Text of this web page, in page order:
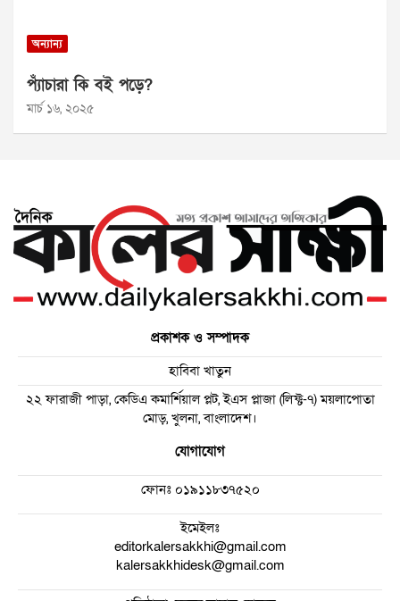
অন্যান্য
প্যাঁচারা কি বই পড়ে?
মার্চ ১৬, ২০২৫
প্রকাশক ও সম্পাদক
হাবিবা খাতুন
২২ ফারাজী পাড়া, কেডিএ কমার্শিয়াল প্লট, ইএস প্লাজা (লিফ্ট-৭) ময়লাপোতা
মোড়, খুলনা, বাংলাদেশ।
যোগাযোগ
ফোনঃ০১৯১১৮৩৭৫২০
ইমেইলঃ
editorkalersakkhi@gmail.com
kalersakkhidesk@gmail.com